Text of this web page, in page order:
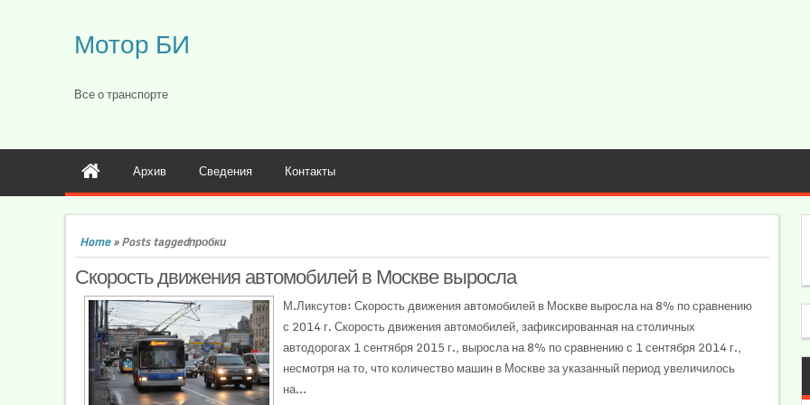
Мотор БИ
Все о транспорте
Архив Сведения Контакты
Home»Posts taggedпробки
Скорость движения автомобилей в Москве выросла
М.Ликсутов: Скорость движения автомобилей в Москве выросла на 8% по сравнению
с 2014 г. Скорость движения автомобилей, зафиксированная на столичных
автодорогах 1 сентября 2015 г., выросла на 8% по сравнению с 1 сентября 2014 г.,
несмотря на то, что количество машин в Москве за указанный период увеличилось
на...